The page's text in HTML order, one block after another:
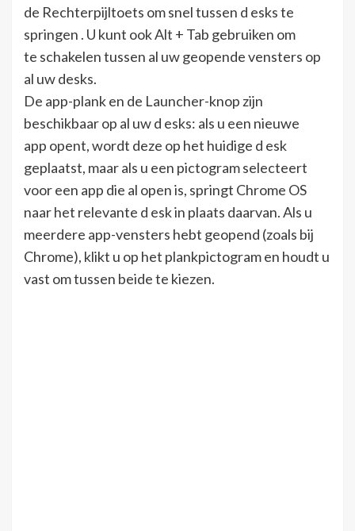
de Rechterpijltoets om snel tussen d esks te
springen . U kunt ook Alt + Tab gebruiken om
te schakelen tussen al uw geopende vensters op
al uw desks.
De app-plank en de Launcher-knop zijn
beschikbaar op al uw d esks: als u een nieuwe
app opent, wordt deze op het huidige d esk
geplaatst, maar als u een pictogram selecteert
voor een app die al open is, springt Chrome OS
naar het relevante d esk in plaats daarvan. Als u
meerdere app-vensters hebt geopend (zoals bij
Chrome), klikt u op het plankpictogram en houdt u
vast om tussen beide te kiezen.